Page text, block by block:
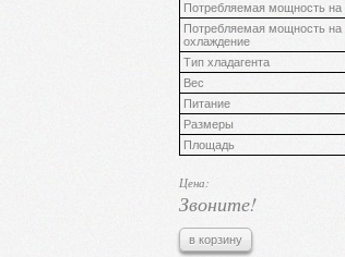
Потребляемая мощность на
Потребляемая мощность на
охлаждение
Тип хладагента
Вес
Питание
Размеры
Площадь
Цена:
Звоните!
в корзину